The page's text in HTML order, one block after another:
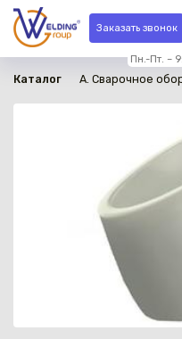
Заказать звонок
Пн.-Пт. –
Каталог A. Сварочное
в наличии